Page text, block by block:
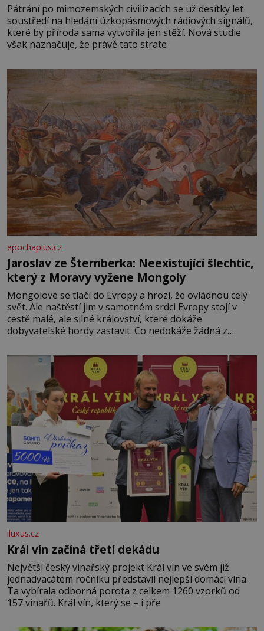
Pátrání po mimozemských civilizacích se už desítky let
soustředí na hledání úzkopásmových rádiových signálů,
které by příroda sama vytvořila jen stěží. Nová studie
však naznačuje, že právě tato strate
epochaplus.cz
Jaroslav ze Šternberka: Neexistující šlechtic,
který z Moravy vyžene Mongoly
Mongolové se tlačí do Evropy a hrozí, že ovládnou celý
svět. Ale naštěstí jim v samotném srdci Evropy stojí v
cestě malé, ale silné království, které dokáže
dobyvatelské hordy zastavit. Co nedokáže žádná z
král. Nebo že by ne? Mongolové od roku 1223 postupují
podél Kaspického a Azovského moře,
iluxus.cz
Král vín začíná třetí dekádu
Největší český vinařský projekt Král vín ve svém již
jednadvacátém ročníku představil nejlepší domácí vína.
Ta vybírala odborná porota z celkem 1260 vzorků od
157 vinařů. Král vín, který se – i pře